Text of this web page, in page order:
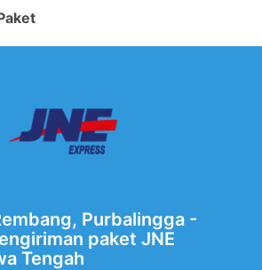
Purbalingga -
paket JNE
Tengah